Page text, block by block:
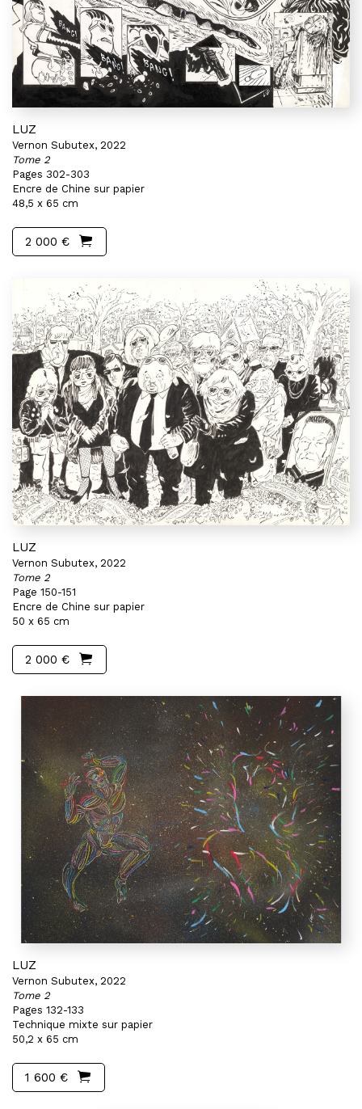
LUZ
Vernon Subutex, 2022
Tome 2
Pages 302-303
Encre de Chine sur papier
48,5 x 65 cm
2 000 €
LUZ
Vernon Subutex, 2022
Tome 2
Page 150-151
Encre de Chine sur papier
50 x 65 cm
2 000 €
LUZ
Vernon Subutex, 2022
Tome 2
Pages 132-133
Technique mixte sur papier
50,2 x 65 cm
1 600 €